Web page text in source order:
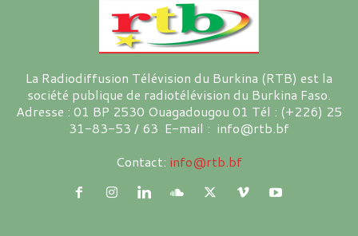
La Radiodiffusion Télévision du Burkina (RTB) est la
société publique de radiotélévision du Burkina Faso.
Adresse : 01 BP 2530 Ouagadougou 01 Tél : (+226) 25
31-83-53 / 63 E-mail : info@rtb.bf
Contact: info@rtb.bf